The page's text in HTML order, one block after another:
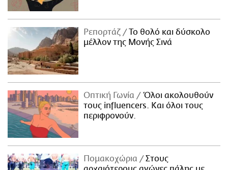
Ρεπορτάζ
Το θολό και δύσκολο
μέλλον της Μονής Σινά
Οπτική Γωνία
Όλοι ακολουθούν
τους influencers. Και όλοι τους
περιφρονούν.
Πομακοχώρια
Στους